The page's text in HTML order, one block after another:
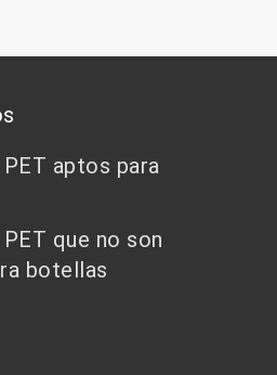
aptos para
que no son
botellas